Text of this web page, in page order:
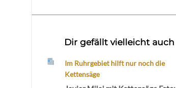
Dir gefällt vielleicht auch
Im Ruhrgebiet hilft nur noch die
Kettensäge